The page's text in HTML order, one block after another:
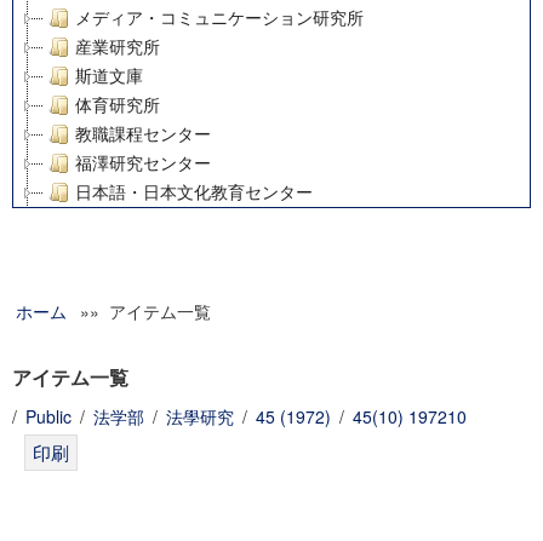
メディア・コミュニケーション研究所
産業研究所
斯道文庫
体育研究所
教職課程センター
福澤研究センター
日本語・日本文化教育センター
グローバルリサーチインスティテュート
科学研究費補助金研究成果報告書
慶應義塾大学グローバルCOEプログラム市民社会ガバナンス
ホーム »» アイテム一覧
アイテム一覧
/ Public / 法学部 / 法學研究 / 45 (1972) / 45(10) 197210